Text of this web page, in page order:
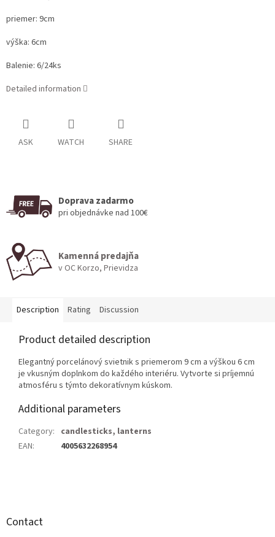
priemer: 9cm
výška: 6cm
Balenie: 6/24ks
Detailed information
ASK WATCH SHARE
Doprava zadarmo
pri objednávke nad 100€
Kamenná predajňa
v OC Korzo, Prievidza
Description Rating Discussion
Product detailed description
Elegantný porcelánový svietnik s priemerom 9 cm a výškou 6 cm
je vkusným doplnkom do každého interiéru. Vytvorte si príjemnú
atmosféru s týmto dekoratívnym kúskom.
Additional parameters
Category: candlesticks, lanterns
EAN: 4005632268954
Contact